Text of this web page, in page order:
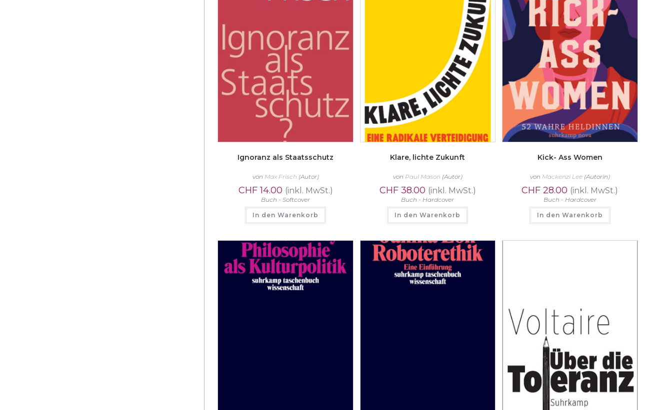
Ignoranz als Staatsschutz
von Max Frisch (Autor)
CHF14.00 (inkl. MwSt.)
Buch - Softcover
In den Warenkorb
Klare, lichte Zukunft
von Paul Mason (Autor)
CHF38.00 (inkl. MwSt.)
Buch - Hardcover
In den Warenkorb
Kick- Ass Women
von Mackenzi Lee(Autorin)
CHF 28.00 (inkl. MwSt.)
Buch - Hardcover
In den Warenkorb